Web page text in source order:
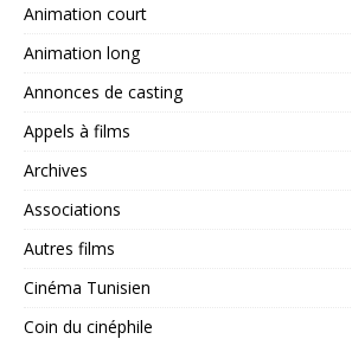
Animation court
Animation long
Annonces de casting
Appels à films
Archives
Associations
Autres films
Cinéma Tunisien
Coin du cinéphile